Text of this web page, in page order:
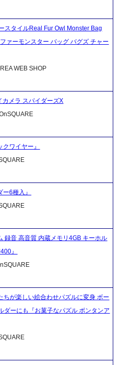
スタイルReal Fur Owl Monster Bag
ァーモンスター バッグ バグズ チャー
WEB SHOP
メラ スパイダーズX
ワイヤー』
6種入』
録音 高音質 内蔵メモリ4GB キーホル
』
ちが楽しい絵合わせパズルに変身 ボー
ダーにも『お菓子なパズル ボンタンア